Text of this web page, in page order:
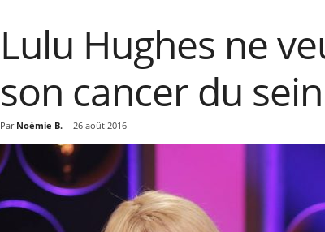
Lulu Hughes ne
son cancer du
Par Noémie B. - 26 août 2016